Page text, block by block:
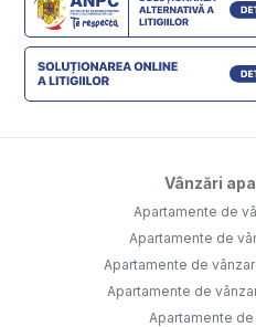
Vânzări
Apartamente de
Apartamente de
Apartamente de
Apartamente de
Apartamente